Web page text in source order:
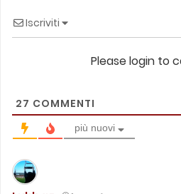
Iscriviti
Please login to
27 COMMENTI
più nuovi